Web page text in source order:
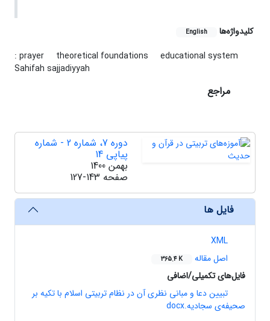
کلیدواژه‌ها English
: prayer theoretical foundations
educational system
Sahifah sajjadiyyah
مراجع
دوره 7، شماره 2 - شماره
پیاپی 14
بهمن 1400
صفحه 127-143
فایل ها
XML
اصل مقاله
365.4 K
فایل‌های تکمیلی/اضافی
تبیین دعا و مبانی نظری آن در نظام تربیتی اسلام با تکیه بر
صحیفه‌ی سجادیه.docx